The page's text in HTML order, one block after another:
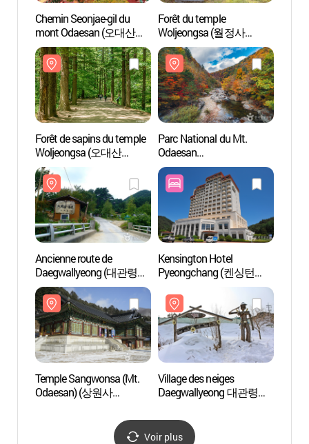
Chemin Seonjae-gil du
mont Odaesan (오대산
선재길)
Forêt du temple
Woljeongsa (월정사
전나무숲)
Forêt de sapins du temple
Woljeongsa (오대산
월정사 전나무숲길)
Parc National du Mt.
Odaesan
(오대산국립공원)
Ancienne route de
Daegwallyeong (대관령
옛길)
Kensington Hotel
Pyeongchang (켄싱턴
Temple Sangwonsa (Mt.
Odaesan) (상원사
Village des neiges
Daegwallyeong 대관령
Voir plus